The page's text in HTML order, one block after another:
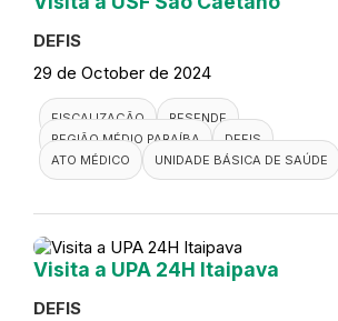
DEFIS
29 de October de 2024
FISCALIZAÇÃO
RESENDE
REGIÃO MÉDIO PARAÍBA
DEFIS
ATO MÉDICO
UNIDADE BÁSICA DE SAÚDE
Visita a UPA 24H Itaipava
DEFIS